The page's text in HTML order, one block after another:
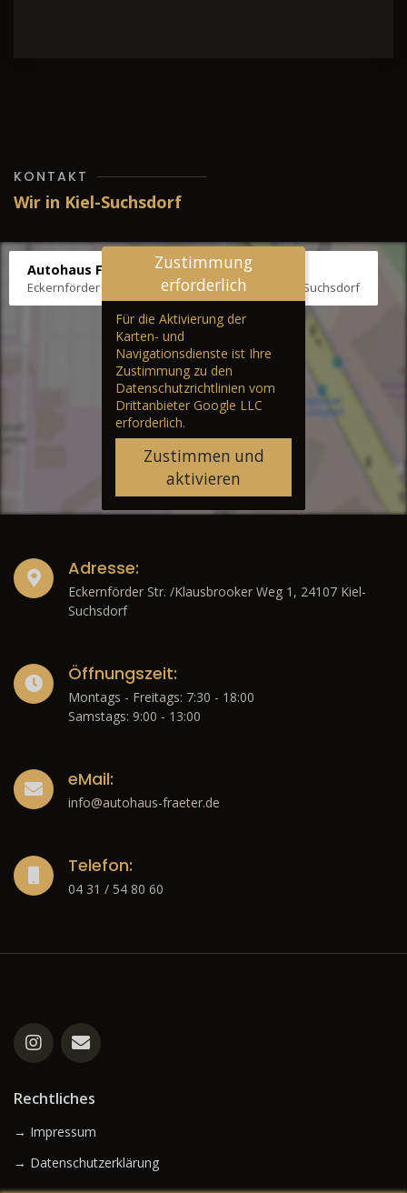
KONTAKT
Wir in Kiel-Suchsdorf
Autohaus Fräter
Eckernförder Str. /Klausbrooker Weg 1, 24107 Kiel-Suchsdorf
Zustimmung
erforderlich
Für die Aktivierung der
Karten- und
Navigationsdienste ist Ihre
Zustimmung zu den
Datenschutzrichtlinien vom
Drittanbieter Google LLC
erforderlich.
Zustimmen und
aktivieren
Adresse:
Eckernförder Str. /Klausbrooker Weg 1, 24107 Kiel-
Suchsdorf
Öffnungszeit:
Montags - Freitags: 7:30 - 18:00
Samstags: 9:00 - 13:00
eMail:
info@autohaus-fraeter.de
Telefon:
04 31 / 54 80 60
Rechtliches
→ Impressum
→ Datenschutzerklärung